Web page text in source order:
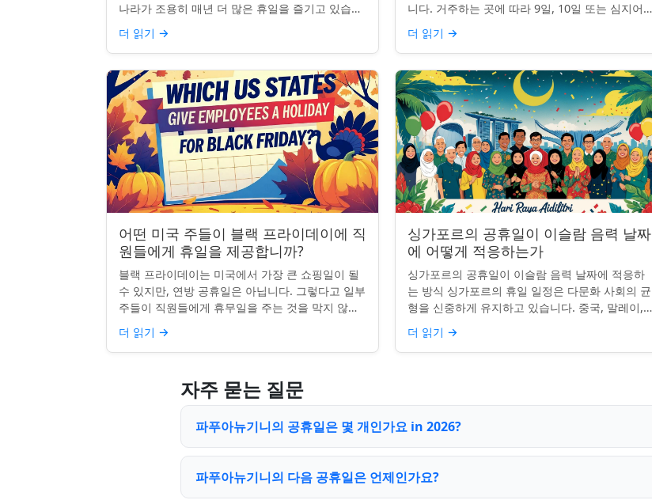
나라가 조용히 매년 더 많은 휴일을 즐기고 있습니
다: 네팔입니다. 종교적, 문화적, 국가적 기념일이
혼합된 네팔은 현...
더 읽기 →
니다. 거주하는 곳에 따라 9일, 10일 또는 심지어
13일의 공휴일이 포함될 수 있습니다. 왜 그런 걸
까요? 간단한 통찰...
더 읽기 →
어떤 미국 주들이 블랙 프라이데이에 직
원들에게 휴일을 제공합니까?
블랙 프라이데이는 미국에서 가장 큰 쇼핑일이 될
수 있지만, 연방 공휴일은 아닙니다. 그렇다고 일부
주들이 직원들에게 휴무일을 주는 것을 막지 않죠.
전통, 소매업의 광란, 또는 단순히 추수감사절을 연
장하는 것과 관...
더 읽기 →
싱가포르의 공휴일이 이슬람 음력 날짜
에 어떻게 적응하는가
싱가포르의 공휴일이 이슬람 음력 날짜에 적응하
는 방식 싱가포르의 휴일 일정은 다문화 사회의 균
형을 신중하게 유지하고 있습니다. 중국, 말레이,
인도, 서양 전통의 주요 축하 행사를 포함하여, 나
라의 다양성을 반영합니...
더 읽기 →
자주 묻는 질문
파푸아뉴기니의 공휴일은 몇 개인가요 in 2026?
파푸아뉴기니의 다음 공휴일은 언제인가요?